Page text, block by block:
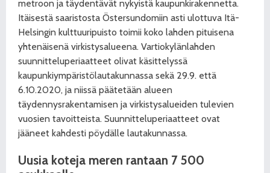
metroon ja täydentävät nykyistä kaupunkirakennetta.
Itäisestä saaristosta Östersundomiin asti ulottuva Itä-
Helsingin kulttuuripuisto toimii koko lahden pituisena
yhtenäisenä virkistysalueena. Vartiokylänlahden
suunnitteluperiaatteet olivat käsittelyssä
kaupunkiympäristölautakunnassa sekä 29.9. että
6.10.2020, ja niissä päätetään alueen
täydennysrakentamisen ja virkistysalueiden tulevien
vuosien tavoitteista. Suunnitteluperiaatteet ovat
jääneet kahdesti pöydälle lautakunnassa.
Uusia koteja meren rantaan 7 500